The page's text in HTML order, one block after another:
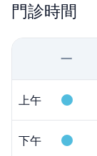
門診時間
一
上午
下午